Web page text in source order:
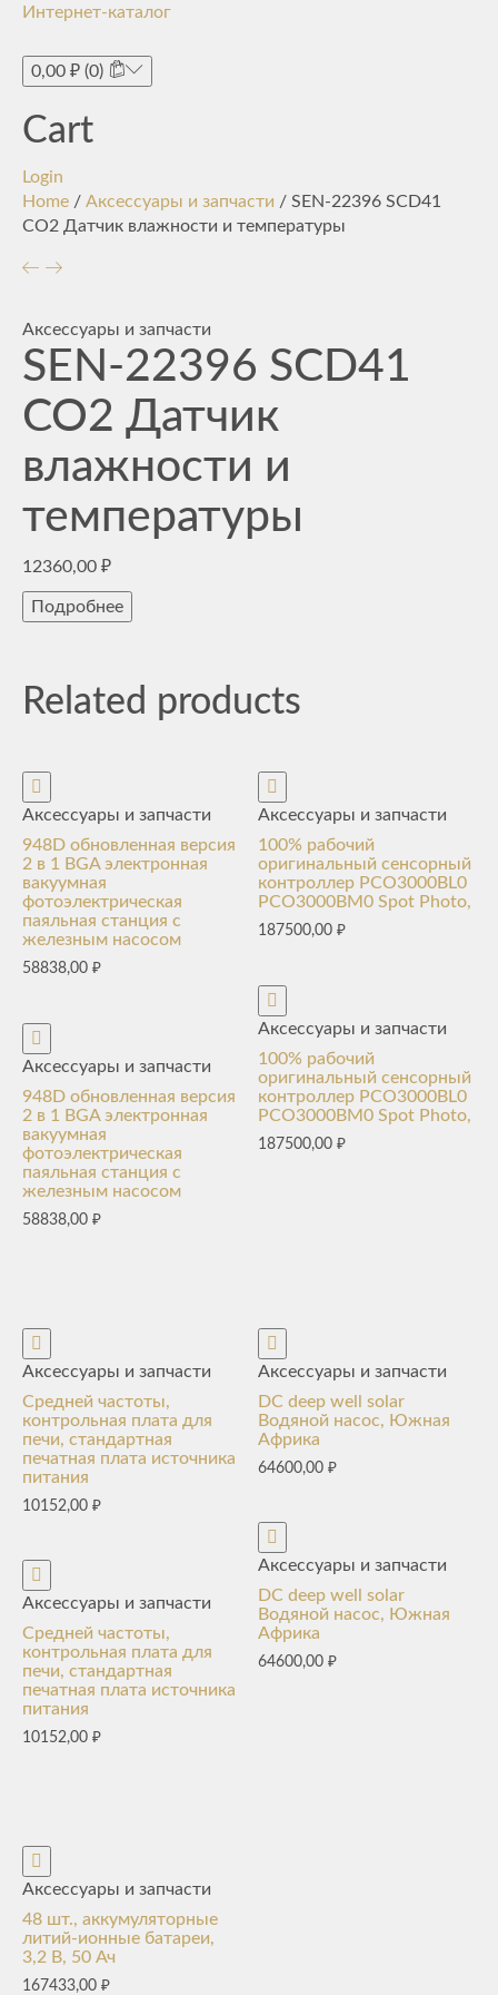
Интернет-каталог
0,00 ₽ (0)
Cart
Login
Home / Аксессуары и запчасти / SEN-22396 SCD41
CO2 Датчик влажности и температуры
Аксессуары и запчасти
SEN-22396 SCD41
CO2 Датчик
влажности и
температуры
12360,00 ₽
Подробнее
Related products
Аксессуары и запчасти
948D обновленная версия
2 в 1 BGA электронная
вакуумная
фотоэлектрическая
паяльная станция с
железным насосом
58838,00 ₽
Аксессуары и запчасти
948D обновленная версия
2 в 1 BGA электронная
вакуумная
фотоэлектрическая
паяльная станция с
железным насосом
58838,00 ₽
Аксессуары и запчасти
100% рабочий
оригинальный сенсорный
контроллер PCO3000BL0
PCO3000BM0 Spot Photo,
187500,00₽
Аксессуары и запчасти
100% рабочий
оригинальный сенсорный
контроллер PCO3000BL0
PCO3000BM0 Spot Photo,
187500,00₽
Аксессуары и запчасти
Средней частоты,
контрольная плата для
печи, стандартная
печатная плата источника
питания
10152,00 ₽
Аксессуары и запчасти
Средней частоты,
контрольная плата для
печи, стандартная
печатная плата источника
питания
10152,00 ₽
Аксессуары и запчасти
DC deep well solar
Водяной насос, Южная
Африка
64600,00₽
Аксессуары и запчасти
DC deep well solar
Водяной насос, Южная
Африка
64600,00₽
Аксессуары и запчасти
48 шт., аккумуляторные
литий-ионные батареи,
3,2 В, 50 Ач
167433,00 ₽